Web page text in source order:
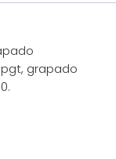
grapado